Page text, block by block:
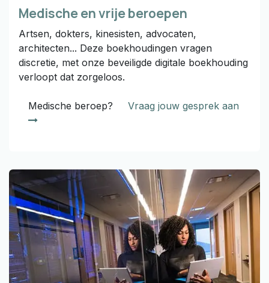
Medische en vrije beroepen
Artsen, dokters, kinesisten, advocaten,
architecten... Deze boekhoudingen vragen
discretie, met onze beveiligde digitale boekhouding
verloopt dat zorgeloos.
Medische beroep? Vraag jouw gesprek aan